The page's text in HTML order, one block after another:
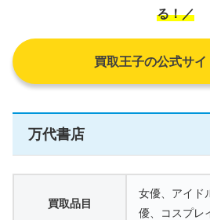
る！／
買取王子の公式サ
万代書店
買取品目
女優、アイド
優、コスプ